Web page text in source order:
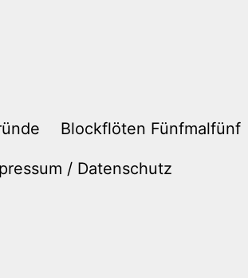
Blockflöten Fünfmalfünf
/ Datenschutz